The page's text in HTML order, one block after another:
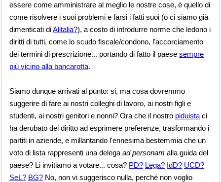
essere come amministrare al meglio le nostre cose, è quello di
come risolvere i suoi problemi e farsi i fatti suoi (o ci siamo già
dimenticati diAlitalia?), a costo di introdurre norme che ledono i
diritti di tutti, come lo scudo fiscale/condono, l'accorciamento
dei termini di prescrizione... portando di fatto il paese sempre
più vicino alla bancarotta.
Siamo dunque arrivati al punto: si, ma cosa dovremmo
suggerire di fare ai nostri colleghi di lavoro, ai nostri figli e
studenti, ai nostri genitori e nonni? Ora che il nostro piduista ci
ha derubato del diritto ad esprimere preferenze, trasformando i
partiti in aziende, e millantando l'ennesima bestemmia che un
voto di lista rappresenti una delega ad personam alla guida del
paese? Li invitiamo a votare... cosa? PD? Lega? IdD? UCD?
SeL? BG? No, non vi suggerisco nulla, perché non voglio